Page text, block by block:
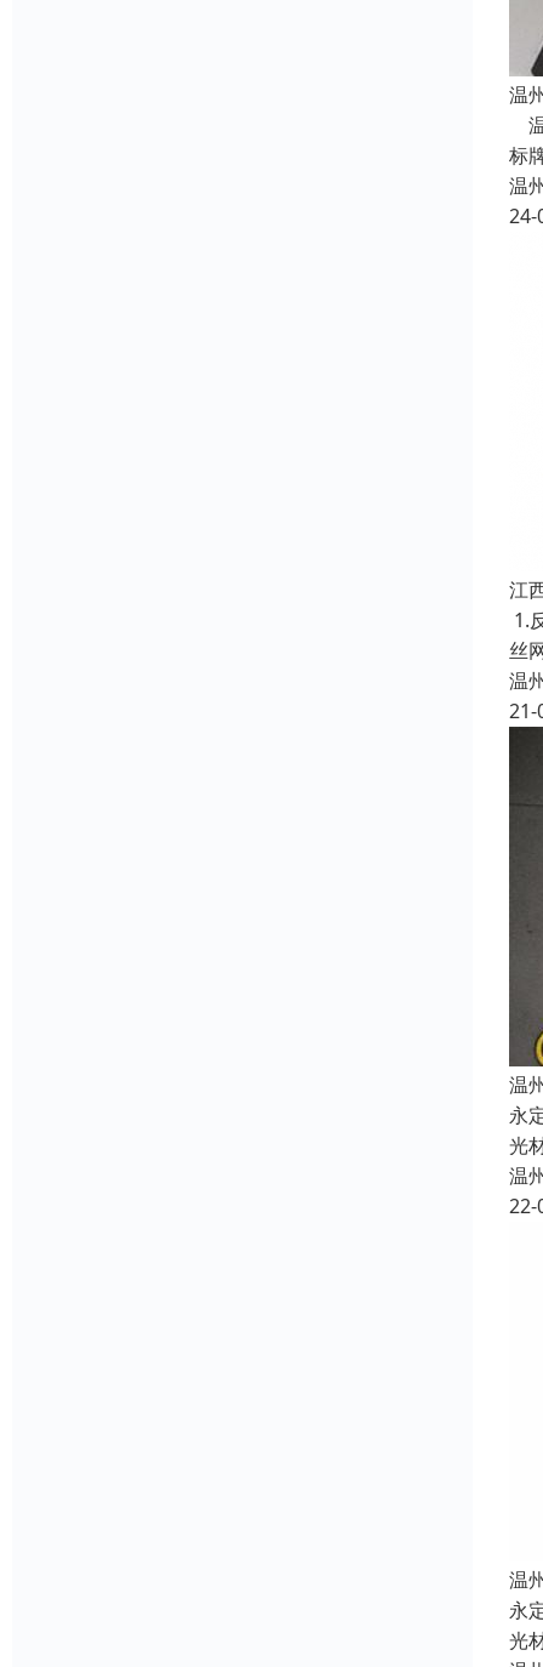
温
标
温
24-
江
1.
丝
温
21-
温
永
光
温
22-
温
永
光